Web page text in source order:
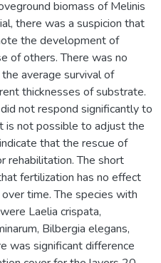
biomass of Melinis
there was a suspicion that
the development of
of others. There was no
average survival of
thicknesses of substrate.
not respond significantly to
is not possible to adjust the
that the rescue of
rehabilitation. The short
fertilization has no effect
time. The species with
Laelia crispata,
Bilbergia elegans,
was significant difference